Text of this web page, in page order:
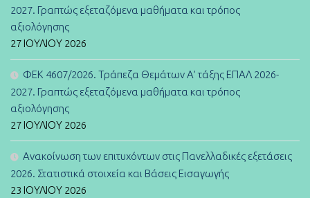
2027. Γραπτώς εξεταζόμενα μαθήματα και τρόπος
αξιολόγησης
27 ΙΟΥΛΊΟΥ 2026
ΦΕΚ 4607/2026. Τράπεζα Θεμάτων Α’ τάξης ΕΠΑΛ 2026-
2027. Γραπτώς εξεταζόμενα μαθήματα και τρόπος
αξιολόγησης
27 ΙΟΥΛΊΟΥ 2026
Ανακοίνωση των επιτυχόντων στις Πανελλαδικές εξετάσεις
2026. Στατιστικά στοιχεία και Βάσεις Εισαγωγής
23 ΙΟΥΛΊΟΥ 2026